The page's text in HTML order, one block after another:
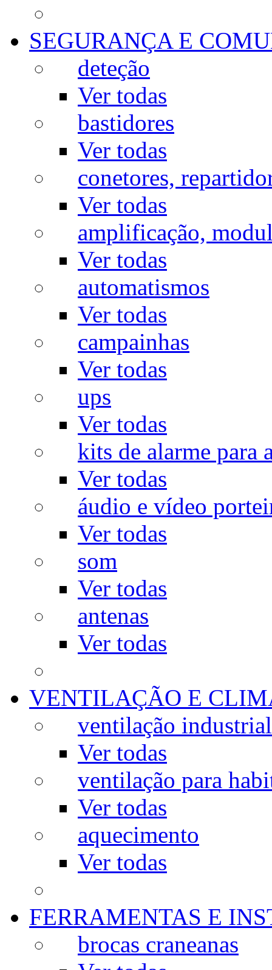
SEGURANÇA E
deteção
Ver todas
bastidores
Ver todas
conetores,
Ver todas
amplificação,
Ver todas
automatismos
Ver todas
campainhas
Ver todas
ups
Ver todas
kits de alarme para
Ver todas
áudio e vídeo
Ver todas
som
Ver todas
antenas
Ver todas
VENTILAÇÃO E
ventilação industrial
Ver todas
ventilação para
Ver todas
aquecimento
Ver todas
FERRAMENTAS E
brocas craneanas